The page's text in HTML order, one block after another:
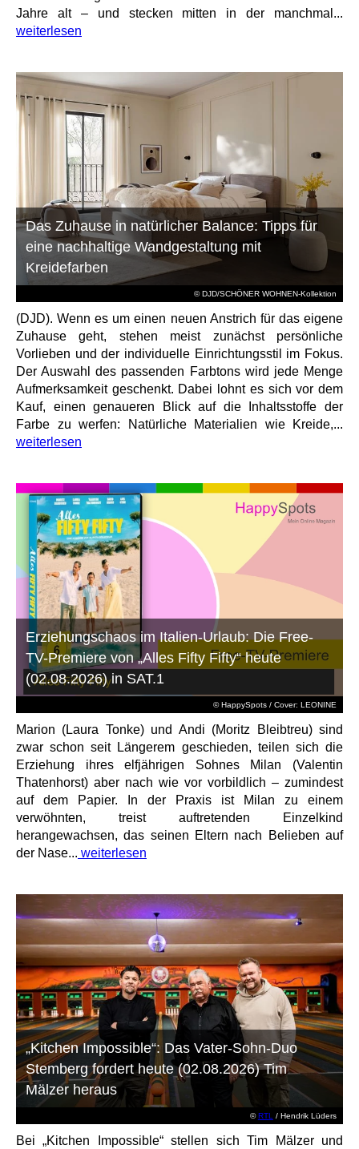
Jahre alt – und stecken mitten in der manchmal...
weiterlesen
© DJD/SCHÖNER WOHNEN-Kollektion
Das Zuhause in natürlicher Balance: Tipps für
eine nachhaltige Wandgestaltung mit
Kreidefarben
(DJD). Wenn es um einen neuen Anstrich für das eigene
Zuhause geht, stehen meist zunächst persönliche
Vorlieben und der individuelle Einrichtungsstil im Fokus.
Der Auswahl des passenden Farbtons wird jede Menge
Aufmerksamkeit geschenkt. Dabei lohnt es sich vor dem
Kauf, einen genaueren Blick auf die Inhaltsstoffe der
Farbe zu werfen: Natürliche Materialien wie Kreide,...
weiterlesen
© HappySpots / Cover: LEONINE
Erziehungschaos im Italien-Urlaub: Die Free-
TV-Premiere von „Alles Fifty Fifty“ heute
(02.08.2026) in SAT.1
Marion (Laura Tonke) und Andi (Moritz Bleibtreu) sind
zwar schon seit Längerem geschieden, teilen sich die
Erziehung ihres elfjährigen Sohnes Milan (Valentin
Thatenhorst) aber nach wie vor vorbildlich – zumindest
auf dem Papier. In der Praxis ist Milan zu einem
verwöhnten, treist auftretenden Einzelkind
herangewachsen, das seinen Eltern nach Belieben auf
der Nase... weiterlesen
©RTL / Hendrik Lüders
„Kitchen Impossible“: Das Vater-Sohn-Duo
Stemberg fordert heute (02.08.2026) Tim
Mälzer heraus
Bei „Kitchen Impossible“ stellen sich Tim Mälzer und